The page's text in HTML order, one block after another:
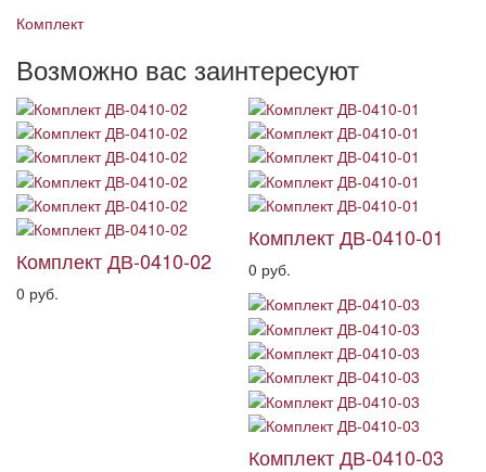
Комплект
Возможно вас заинтересуют
Комплект ДВ-0410-02
0 руб.
Комплект ДВ-0410-01
0 руб.
Комплект ДВ-0410-03